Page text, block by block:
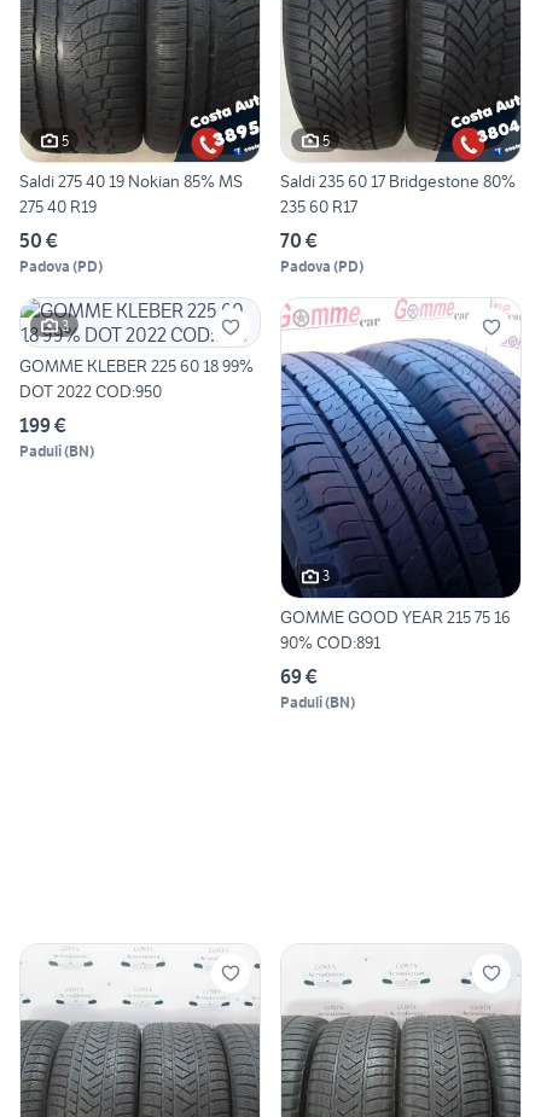
5
Saldi 275 40 19 Nokian 85% MS
275 40 R19
50 €
Padova (PD)
5
Saldi 235 60 17 Bridgestone 80%
235 60 R17
70 €
Padova (PD)
3
GOMME KLEBER 225 60 18 99%
DOT 2022 COD:950
199 €
Paduli(BN)
3
GOMME GOOD YEAR 215 75 16
90% COD:891
69 €
Paduli(BN)